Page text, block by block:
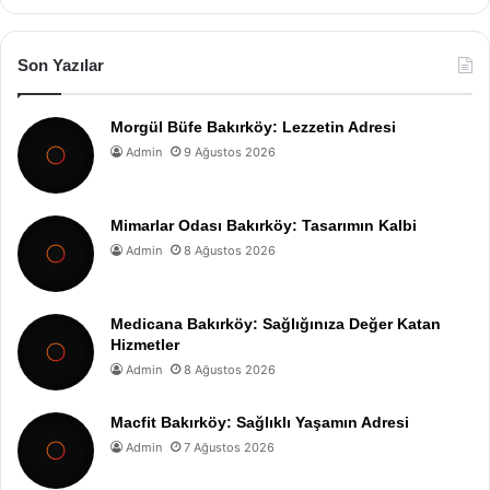
Son Yazılar
Morgül Büfe Bakırköy: Lezzetin Adresi
Admin 9 Ağustos 2026
Mimarlar Odası Bakırköy: Tasarımın Kalbi
Admin 8 Ağustos 2026
Medicana Bakırköy: Sağlığınıza Değer Katan
Hizmetler
Admin 8 Ağustos 2026
Macfit Bakırköy: Sağlıklı Yaşamın Adresi
Admin 7 Ağustos 2026